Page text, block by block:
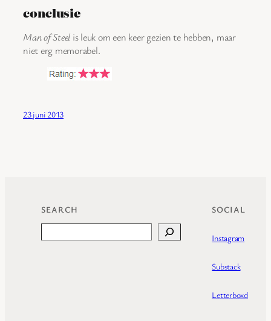
conclusie
Man of Steel is leuk om een keer gezien te hebben, maar
niet erg memorabel.
23 juni 2013
SEARCH SOCIAL
Instagram
Substack
Letterboxd